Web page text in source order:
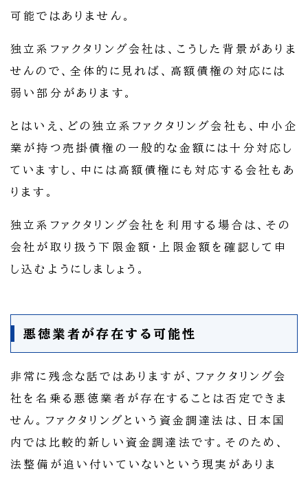
可能ではありません。
独立系ファクタリング会社は、こうした背景がありま
せんので、全体的に見れば、高額債権の対応には
弱い部分があります。
とはいえ、どの独立系ファクタリング会社も、中小企
業が持つ売掛債権の一般的な金額には十分対応し
ていますし、中には高額債権にも対応する会社もあ
ります。
独立系ファクタリング会社を利用する場合は、その
会社が取り扱う下限金額・上限金額を確認して申
し込むようにしましょう。
悪徳業者が存在する可能性
非常に残念な話ではありますが、ファクタリング会
社を名乗る悪徳業者が存在することは否定できま
せん。ファクタリングという資金調達法は、日本国
内では比較的新しい資金調達法です。そのため、
法整備が追い付いていないという現実がありま